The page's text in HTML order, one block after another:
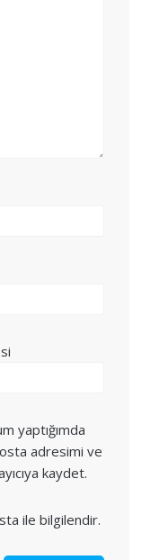
yaptığımda
adresimi ve
kaydet.
ile bilgilendir.